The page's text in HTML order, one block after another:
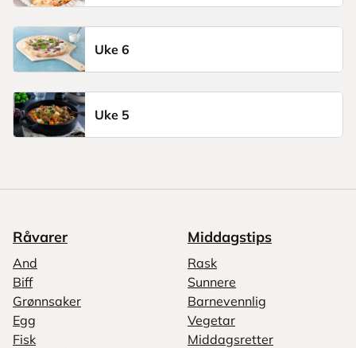
Uke 6
Uke 5
Råvarer
And
Biff
Grønnsaker
Egg
Fisk
Middagstips
Rask
Sunnere
Barnevennlig
Vegetar
Middagsretter